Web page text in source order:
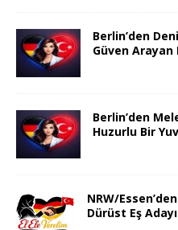
Berlin’den
Güven Arayan
Berlin’den
Huzurlu Bir
NRW/
Dürüst Eş Adayı